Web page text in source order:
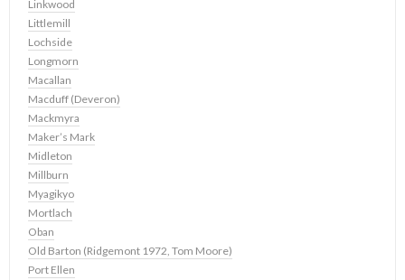
Linkwood
Littlemill
Lochside
Longmorn
Macallan
Macduff (Deveron)
Mackmyra
Maker’s Mark
Midleton
Millburn
Myagikyo
Mortlach
Oban
Old Barton (Ridgemont 1972, Tom Moore)
Port Ellen